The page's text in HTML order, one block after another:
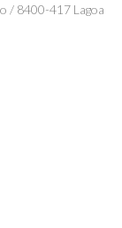
/ 8400-417 Lagoa